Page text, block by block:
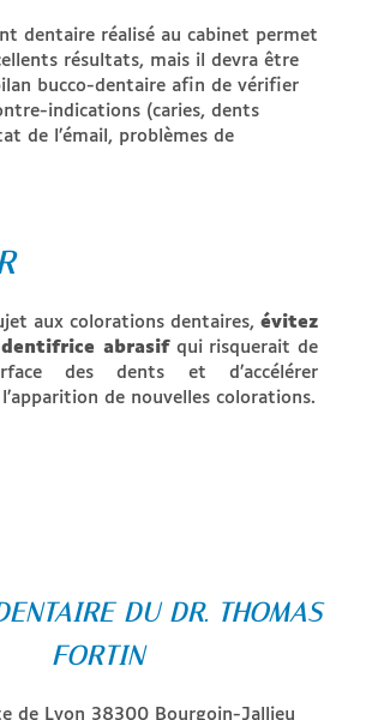
dentaire réalisé au cabinet permet
résultats, mais il devra être
bucco-dentaire afin de vérifier
indications (caries, dents
de l’émail, problèmes de
aux colorations dentaires, évitez
abrasifqui risquerait de
des dents et d’accélérer
de nouvelles colorations.
DU DR. THOMAS
FORTIN
de Lyon 38300 Bourgoin-Jallieu